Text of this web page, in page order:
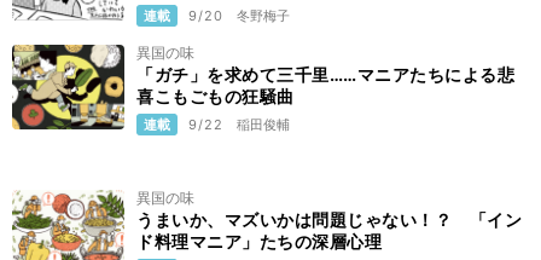
連載 9/20 冬野梅子
異国の味
「ガチ」を求めて三千里……マニアたちによる悲
喜こもごもの狂騒曲
連載 9/22 稲田俊輔
異国の味
うまいか、マズいかは問題じゃない！？ 「イン
ド料理マニア」たちの深層心理